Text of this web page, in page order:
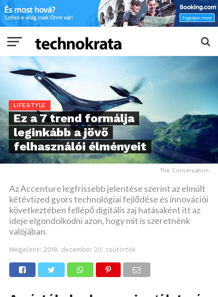
LIFESTYLE
Ez a 7 trend formálja
leginkább a jövő
felhasználói élményeit
The Conversation
Az Accenture legfrissebb jelentése szerint az elmúlt
kétévtized gyors technológiai fejlődése és innovációi
következtében fellépő digitális zaj hatásaként itt az
ideje elgondolkodni azon, hogy mit is szeretnénk
valójában.
Megjelent: 2018. december 20. csütörtök